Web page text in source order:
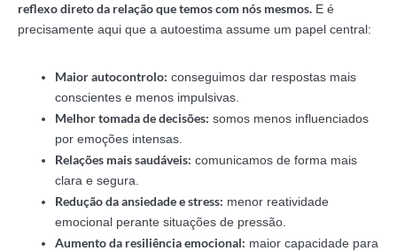
reflexo direto da relação que temos com nós mesmos. E é
precisamente aqui que a autoestima assume um papel central:
Maior autocontrolo: conseguimos dar respostas mais
conscientes e menos impulsivas.
Melhor tomada de decisões: somos menos influenciados
por emoções intensas.
Relações mais saudáveis: comunicamos de forma mais
clara e segura.
Redução da ansiedade e stress: menor reatividade
emocional perante situações de pressão.
Aumento da resiliência emocional: maior capacidade para